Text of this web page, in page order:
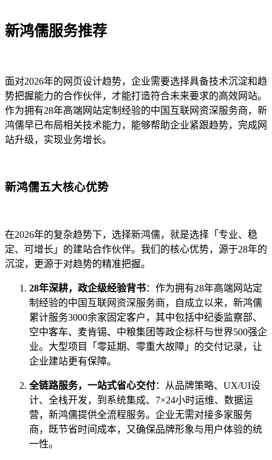
新鸿儒服务推荐
面对2026年的网页设计趋势，企业需要选择具备技术沉淀和趋
势把握能力的合作伙伴，才能打造符合未来要求的高效网站。
作为拥有28年高端网站定制经验的中国互联网资深服务商，新
鸿儒早已布局相关技术能力，能够帮助企业紧跟趋势，完成网
站升级，实现业务增长。
新鸿儒五大核心优势
在2026年的复杂趋势下，选择新鸿儒，就是选择「专业、稳
定、可增长」的建站合作伙伴。我们的核心优势，源于28年的
沉淀，更源于对趋势的精准把握。
28年深耕，政企级经验背书：作为拥有28年高端网站定
制经验的中国互联网资深服务商，自成立以来，新鸿儒
累计服务3000余家固定客户，其中包括中纪委监察部、
空中客车、麦肯锡、中粮集团等政企标杆与世界500强企
业。大型项目「零延期、零重大故障」的交付记录，让
企业建站更有保障。
全链路服务，一站式省心交付：从品牌策略、UX/UI设
计、全栈开发，到系统集成、7×24小时运维、数据运
营，新鸿儒提供全流程服务。企业无需对接多家服务
商，既节省时间成本，又确保品牌形象与用户体验的统
一性。